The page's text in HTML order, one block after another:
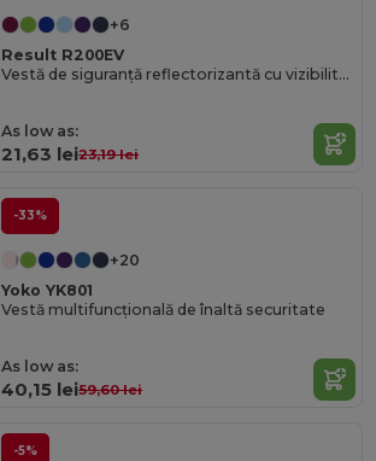
+6
Result R200EV
Vestă de siguranță reflectorizantă cu vizibilitate ridicată R200EV
As low as:
21,63 lei23,19 lei
-33%
+20
Yoko YK801
Vestă multifuncțională de înaltă securitate
As low as:
40,15 lei59,60 lei
-5%